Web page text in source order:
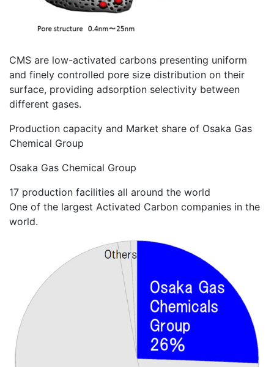
CMS are low-activated carbons presenting uniform
and finely controlled pore size distribution on their
surface, providing adsorption selectivity between
different gases.
Production capacity and Market share of Osaka Gas
Chemical Group
Osaka Gas Chemical Group
17 production facilities all around the world
One of the largest Activated Carbon companies in the
world.